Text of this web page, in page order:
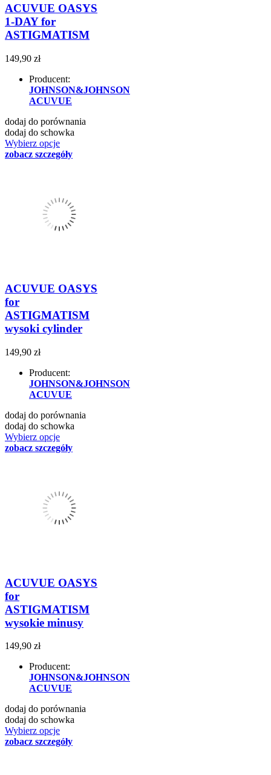
ACUVUE OASYS
1-DAY for
ASTIGMATISM
149,90 zł
Producent:
JOHNSON&JOHNSON
ACUVUE
dodaj do porównania
dodaj do schowka
Wybierz opcje
zobacz szczegóły
ACUVUE OASYS
for
ASTIGMATISM
wysoki cylinder
149,90 zł
Producent:
JOHNSON&JOHNSON
ACUVUE
dodaj do porównania
dodaj do schowka
Wybierz opcje
zobacz szczegóły
ACUVUE OASYS
for
ASTIGMATISM
wysokie minusy
149,90 zł
Producent:
JOHNSON&JOHNSON
ACUVUE
dodaj do porównania
dodaj do schowka
Wybierz opcje
zobacz szczegóły